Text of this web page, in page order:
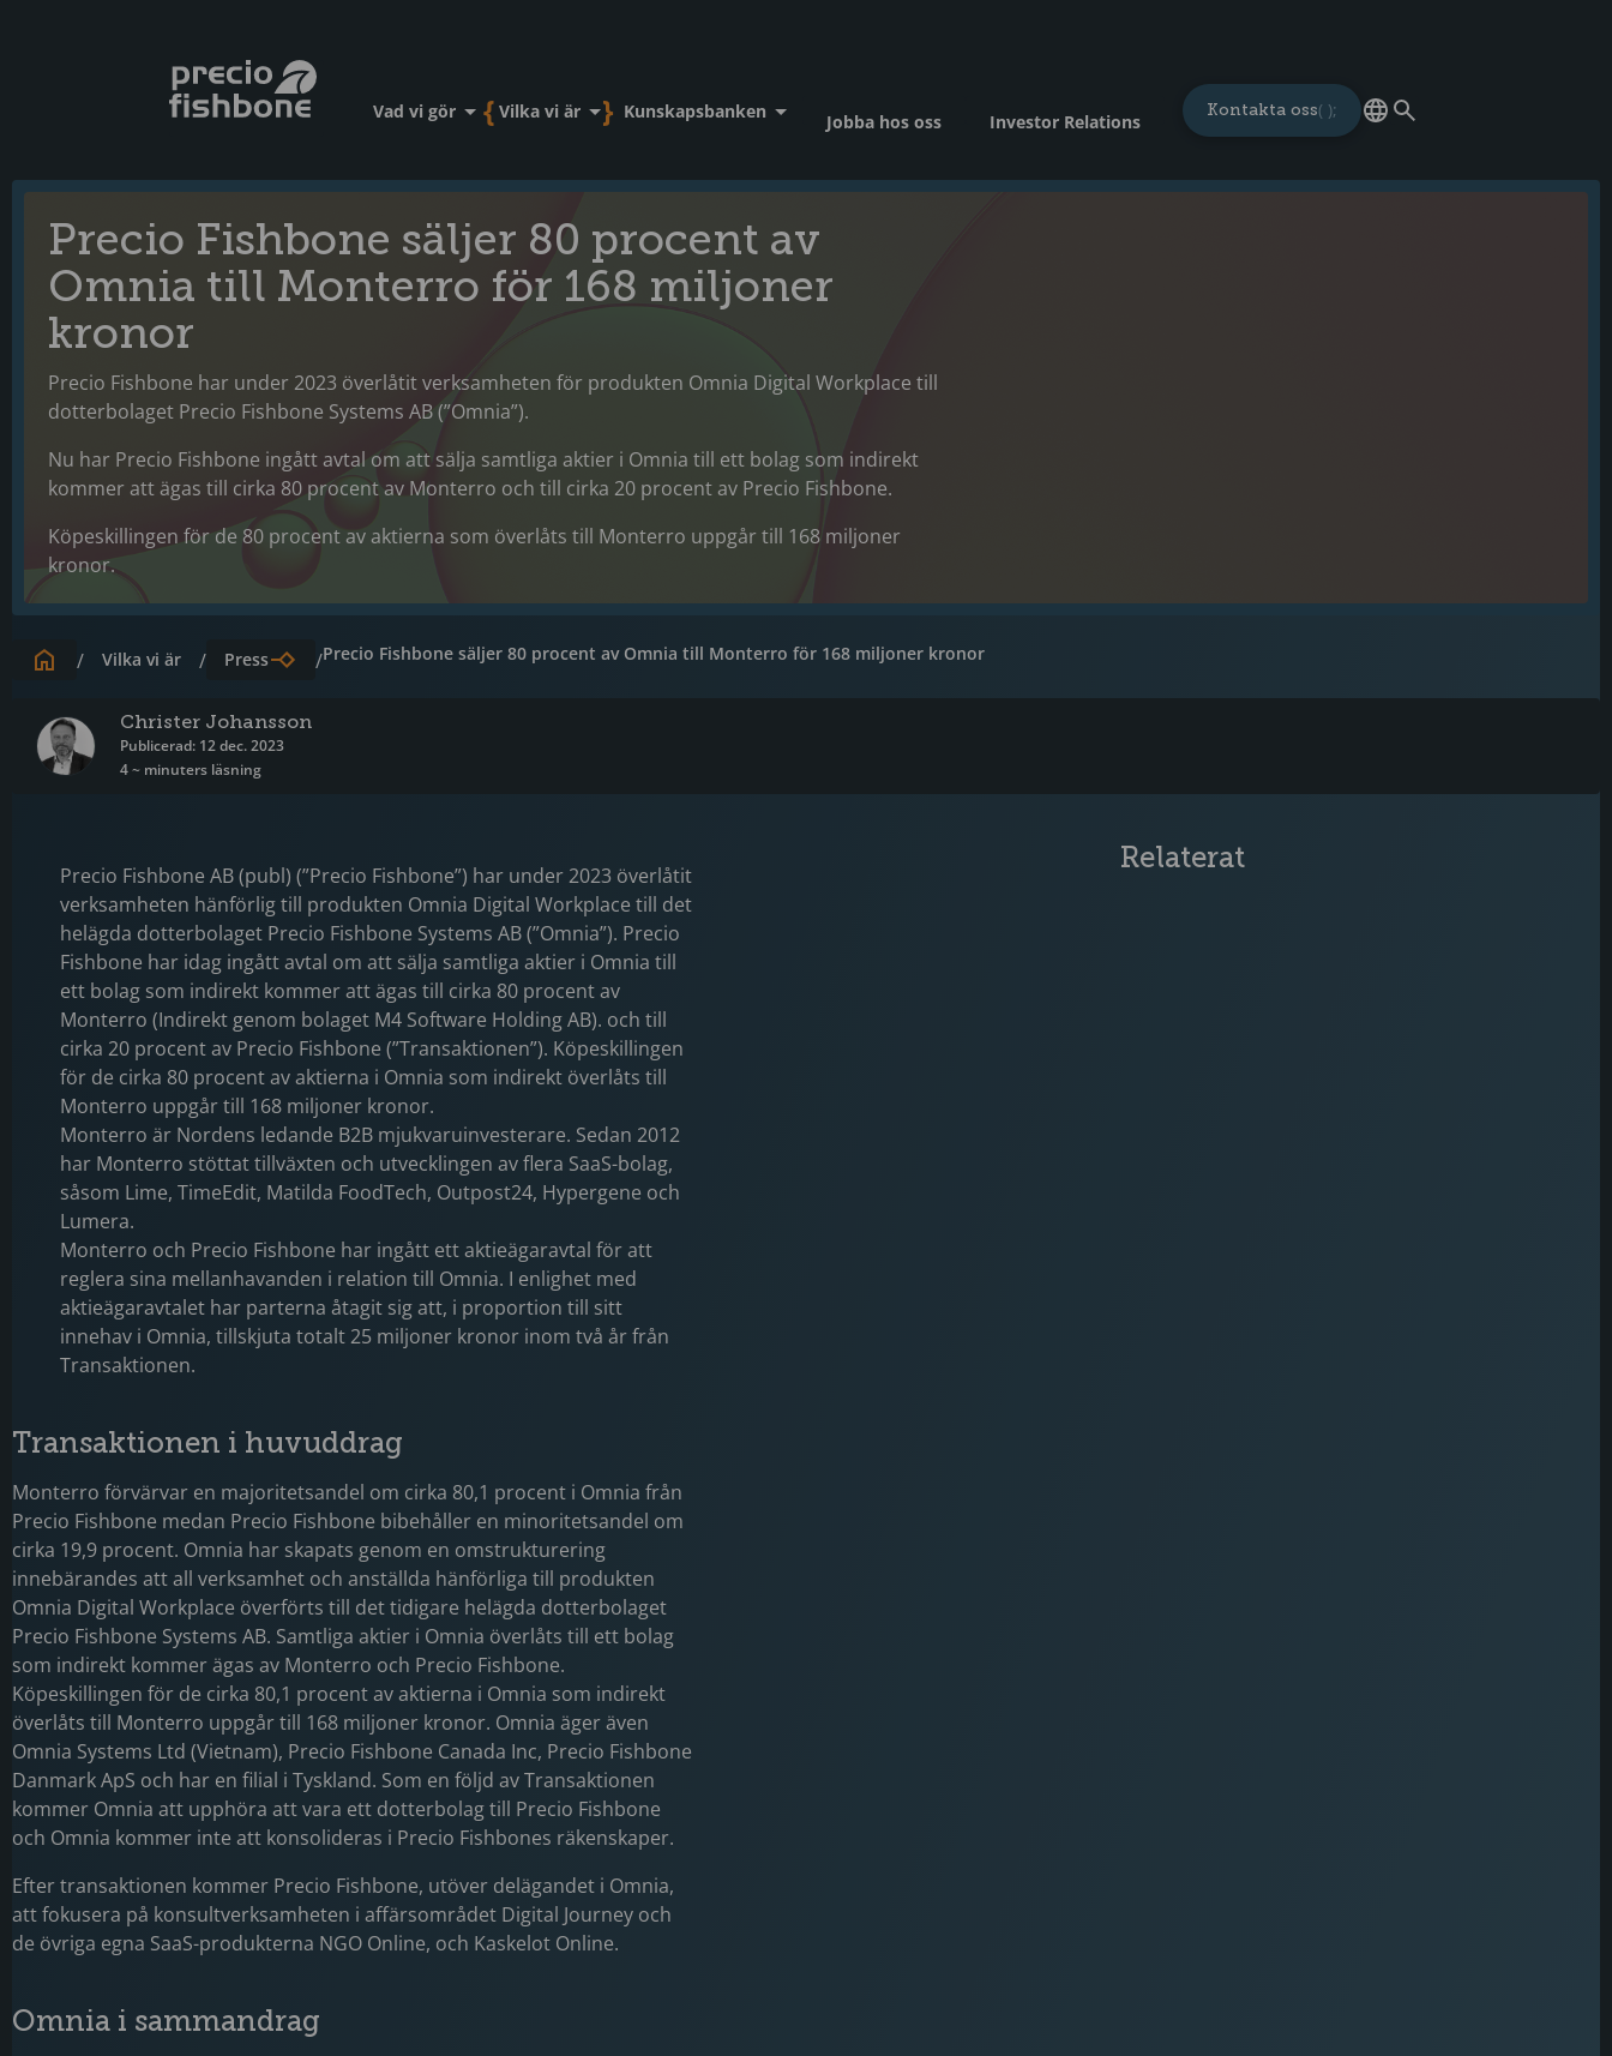
Vad vi gör Vilka vi är Kunskapsbanken Jobba hos oss Investor Relations
Kontakta oss
Precio Fishbone säljer 80 procent av
Omnia till Monterro för 168 miljoner
kronor
Precio Fishbone har under 2023 överlåtit verksamheten för produkten Omnia Digital Workplace till
dotterbolaget Precio Fishbone Systems AB (”Omnia”).
Nu har Precio Fishbone ingått avtal om att sälja samtliga aktier i Omnia till ett bolag som indirekt
kommer att ägas till cirka 80 procent av Monterro och till cirka 20 procent av Precio Fishbone.
Köpeskillingen för de 80 procent av aktierna som överlåts till Monterro uppgår till 168 miljoner
kronor.
/ Vilka vi är / Press /Precio Fishbone säljer 80 procent av Omnia till Monterro för 168 miljoner kronor
Christer Johansson
Publicerad: 12 dec. 2023
4 ~ minuters läsning
Precio Fishbone AB (publ) (”Precio Fishbone”) har under 2023 överlåtit
verksamheten hänförlig till produkten Omnia Digital Workplace till det
helägda dotterbolaget Precio Fishbone Systems AB (”Omnia”). Precio
Fishbone har idag ingått avtal om att sälja samtliga aktier i Omnia till
ett bolag som indirekt kommer att ägas till cirka 80 procent av
Monterro (Indirekt genom bolaget M4 Software Holding AB). och till
cirka 20 procent av Precio Fishbone (”Transaktionen”). Köpeskillingen
för de cirka 80 procent av aktierna i Omnia som indirekt överlåts till
Monterro uppgår till 168 miljoner kronor.
Monterro är Nordens ledande B2B mjukvaruinvesterare. Sedan 2012
har Monterro stöttat tillväxten och utvecklingen av flera SaaS-bolag,
såsom Lime, TimeEdit, Matilda FoodTech, Outpost24, Hypergene och
Lumera.
Monterro och Precio Fishbone har ingått ett aktieägaravtal för att
reglera sina mellanhavanden i relation till Omnia. I enlighet med
aktieägaravtalet har parterna åtagit sig att, i proportion till sitt
innehav i Omnia, tillskjuta totalt 25 miljoner kronor inom två år från
Transaktionen.
Transaktionen i huvuddrag
Monterro förvärvar en majoritetsandel om cirka 80,1 procent i Omnia från
Precio Fishbone medan Precio Fishbone bibehåller en minoritetsandel om
cirka 19,9 procent. Omnia har skapats genom en omstrukturering
innebärandes att all verksamhet och anställda hänförliga till produkten
Omnia Digital Workplace överförts till det tidigare helägda dotterbolaget
Precio Fishbone Systems AB. Samtliga aktier i Omnia överlåts till ett bolag
som indirekt kommer ägas av Monterro och Precio Fishbone.
Köpeskillingen för de cirka 80,1 procent av aktierna i Omnia som indirekt
överlåts till Monterro uppgår till 168 miljoner kronor. Omnia äger även
Omnia Systems Ltd (Vietnam), Precio Fishbone Canada Inc, Precio Fishbone
Danmark ApS och har en filial i Tyskland. Som en följd av Transaktionen
kommer Omnia att upphöra att vara ett dotterbolag till Precio Fishbone
och Omnia kommer inte att konsolideras i Precio Fishbones räkenskaper.
Efter transaktionen kommer Precio Fishbone, utöver delägandet i Omnia,
att fokusera på konsultverksamheten i affärsområdet Digital Journey och
de övriga egna SaaS-produkterna NGO Online, och Kaskelot Online.
Omnia i sammandrag
Relaterat